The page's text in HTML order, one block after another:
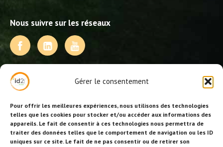
Gérer le consentement
Pour offrir les meilleures expériences, nous utilisons des technologies
telles que les cookies pour stocker et/ou accéder aux informations des
appareils. Le fait de consentir à ces technologies nous permettra de
traiter des données telles que le comportement de navigation ou les ID
uniques sur ce site. Le fait de ne pas consentir ou de retirer son
Nous suivre sur les réseaux
NOS PRESTATIONS
Activités, jeux et animations BDE
Animations événementielles
Animations EVJF – EVJG
Animations hôtellerie
Animations anniversaires